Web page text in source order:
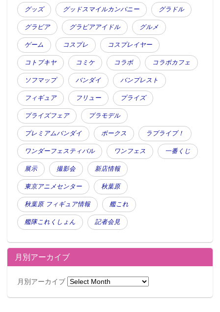
グッズ グッドスマイルカンパニー グラドル
グラビア グラビアアイドル グルメ
ゲーム コスプレ コスプレイヤー
コトブキヤ コミケ コラボ コラボカフェ
ソフマップ バンダイ バンプレスト
フィギュア フリュー プライズ
プライズフェア プラモデル
プレミアムバンダイ ボークス ラブライブ！
ワンダーフェスティバル ワンフェス 一番くじ
展示 撮影会 新店情報
東京アニメセンター 秋葉原
秋葉原 フィギュア情報 艦これ
艦隊これくしょん 記者会見
月別アーカイブ
月別アーカイブ